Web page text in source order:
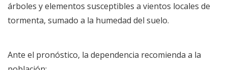
árboles y elementos susceptibles a vientos locales de
tormenta, sumado a la humedad del suelo.
Ante el pronóstico, la dependencia recomienda a la